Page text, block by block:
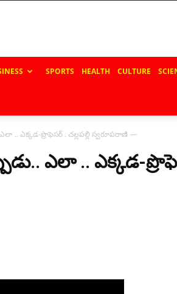
SPORTS HEALTH CULTURE
.. ఎక్క‌డ‌-ప్రొఫెసర్ . చల్లపల్లి స్వరూపరాణి —
ఎలా .. ఎక్క‌డ‌-